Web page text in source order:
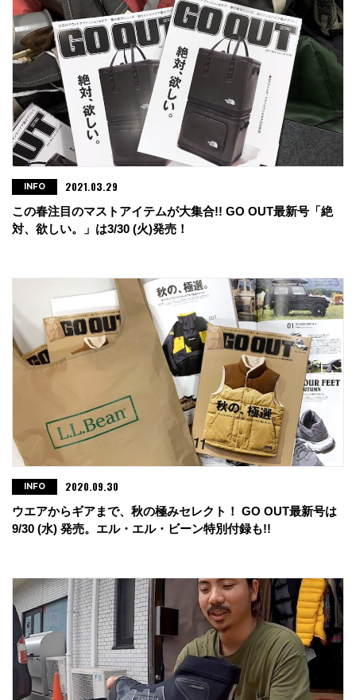
この春注目のマストアイテムが大集合!! GO OUT最新号「絶
対、欲しい。」は3/30 (火)発売！
INFO 2021.03.29
ウエアからギアまで、秋の極みセレクト！ GO OUT最新号は
9/30 (水) 発売。エル・エル・ビーン特別付録も!!
INFO 2020.09.30